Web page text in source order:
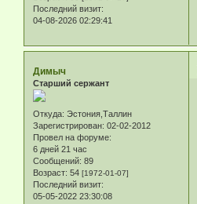
Последний визит:
04-08-2026 02:29:41
Димыч
Старший сержант
Откуда: Эстония,Таллин
Зарегистрирован: 02-02-2012
Провел на форуме:
6 дней 21 час
Сообщений: 89
Возраст: 54 [1972-01-07]
Последний визит:
05-05-2022 23:30:08